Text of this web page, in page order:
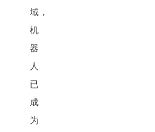
域，
机
器
人
已
成
为